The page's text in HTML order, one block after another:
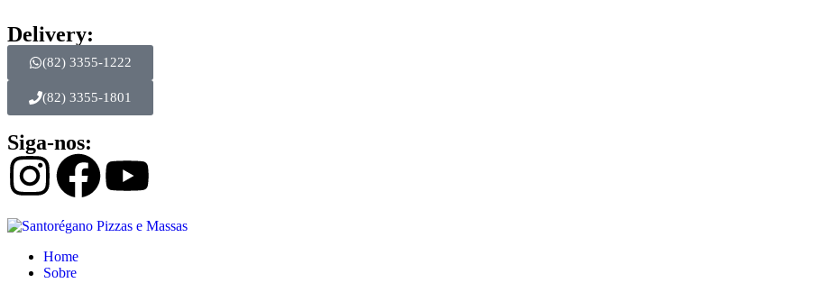
Delivery:
(82) 3355-1222
(82) 3355-1801
Siga-nos:
Home
Sobre